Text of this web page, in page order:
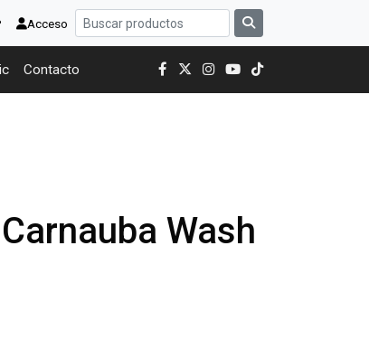
Acceso
Contacto
Wash